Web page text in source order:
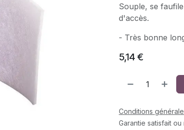
Souple, se
d'accès.
- Très bonne
5,14 €
Conditions
Garantie satisfait